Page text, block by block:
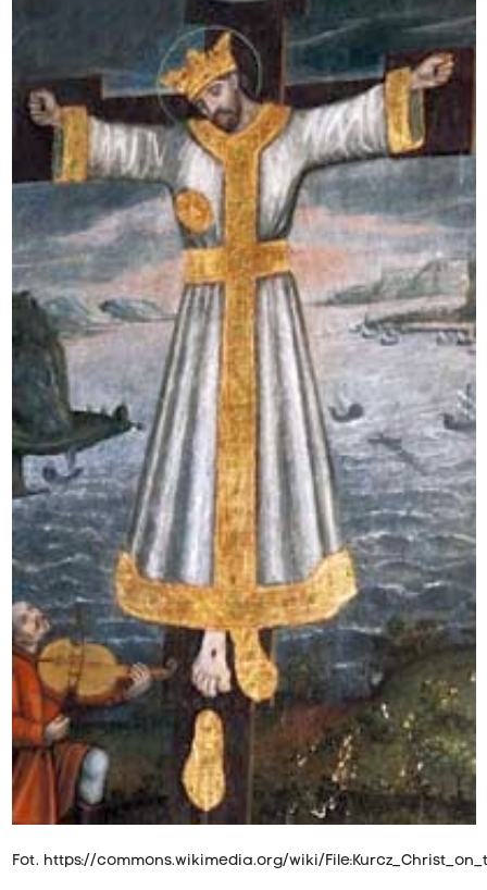
Fot. https://commons.wikimedia.org/wiki/